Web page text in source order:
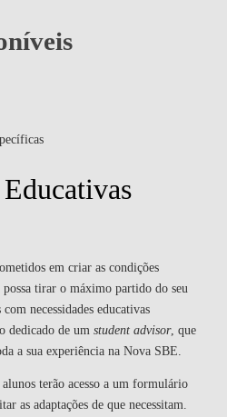
em criar as condições
possa tirar o máximo partido do seu
necessidades educativas
dedicado de um student advisor, que
a sua experiência na Nova SBE.
terão acesso a um formulário
as adaptações de que necessitam.